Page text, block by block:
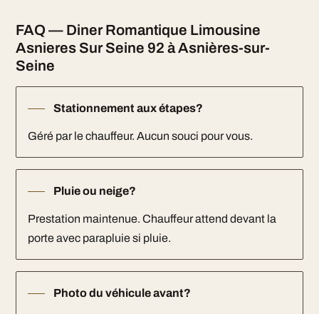
FAQ — Diner Romantique Limousine
Asnieres Sur Seine 92 à Asnières-sur-
Seine
Stationnement aux étapes?
Géré par le chauffeur. Aucun souci pour vous.
Pluie ou neige?
Prestation maintenue. Chauffeur attend devant la
porte avec parapluie si pluie.
Photo du véhicule avant?